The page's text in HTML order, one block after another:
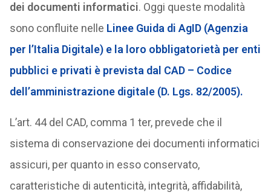
dei documenti informatici. Oggi queste modalità
sono confluite nelle Linee Guida di AgID (Agenzia
per l’Italia Digitale) e la loro obbligatorietà per enti
pubblici e privati è prevista dal CAD – Codice
dell’amministrazione digitale (D. Lgs. 82/2005).
L’art. 44 del CAD, comma 1 ter, prevede che il
sistema di conservazione dei documenti informatici
assicuri, per quanto in esso conservato,
caratteristiche di autenticità, integrità, affidabilità,